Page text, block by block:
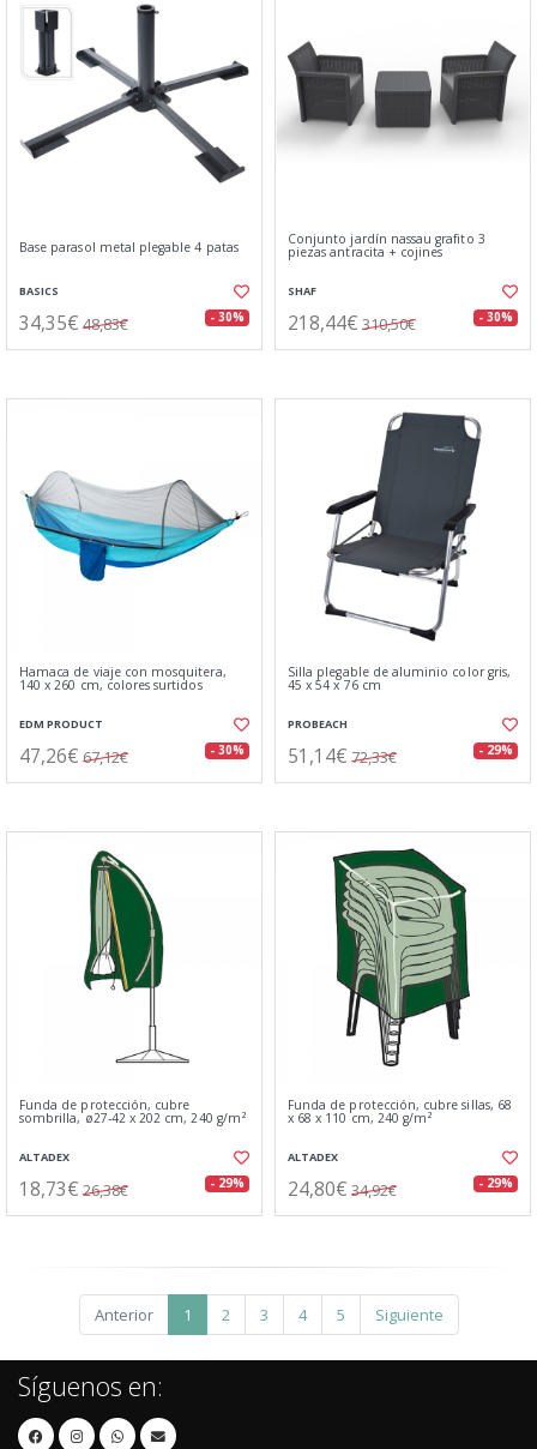
Base parasol metal plegable 4 patas
BASICS
34,35€ 48,83€ - 30%
Conjunto jardín nassau grafito 3
piezas antracita + cojines
SHAF
218,44€ 310,50€ - 30%
Hamaca de viaje con mosquitera,
140 x 260 cm, colores surtidos
EDM PRODUCT
47,26€ 67,12€ - 30%
Silla plegable de aluminio color gris,
45 x 54 x 76 cm
PROBEACH
51,14€ 72,33€ - 29%
Funda de protección, cubre
sombrilla, ø27-42 x 202 cm, 240 g/m²
ALTADEX
18,73€ 26,38€ - 29%
Funda de protección, cubre sillas, 68
x 68 x 110 cm, 240 g/m²
ALTADEX
24,80€ 34,92€ - 29%
Anterior 1 2 3 4 5 Siguiente
Síguenos en: